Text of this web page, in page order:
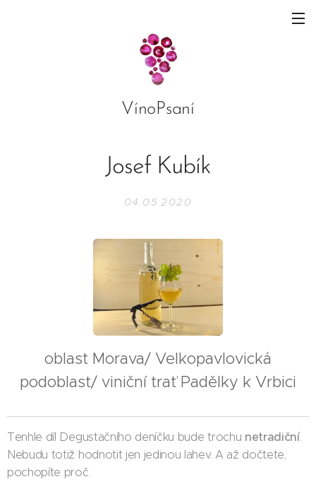
VínoPsaní
Josef Kubík
04.05.2020
oblast Morava/ Velkopavlovická
podoblast/ viniční trať Padělky k Vrbici
Tenhle díl Degustačního deníčku bude trochu netradiční.
Nebudu totiž hodnotit jen jedinou lahev. A až dočtete,
pochopíte proč.